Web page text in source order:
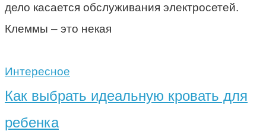
дело касается обслуживания электросетей.
Клеммы – это некая
Интересное
Как выбрать идеальную кровать для
ребенка